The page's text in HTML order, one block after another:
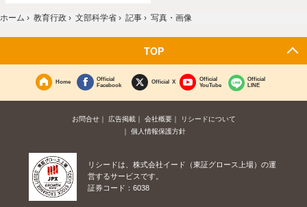
ホーム › 教育行政 › 文部科学省 › 記事 › 写真・画像
TOP
Home
Official
Facebook
Official X
Official
YouTube
Official
LINE
お問合せ 広告掲載 会社概要
リシードについて
個人情報保護方針
リシードは、株式会社イード（東証グロース上場）の運
営するサービスです。
証券コード：6038